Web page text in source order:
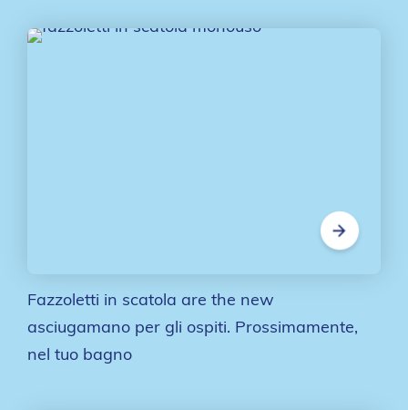
Fazzoletti in scatola are the new
asciugamano per gli ospiti. Prossimamente,
nel tuo bagno